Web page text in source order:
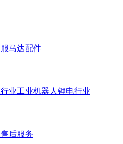
马达配件
业工业机器人 锂电行业
售后服务